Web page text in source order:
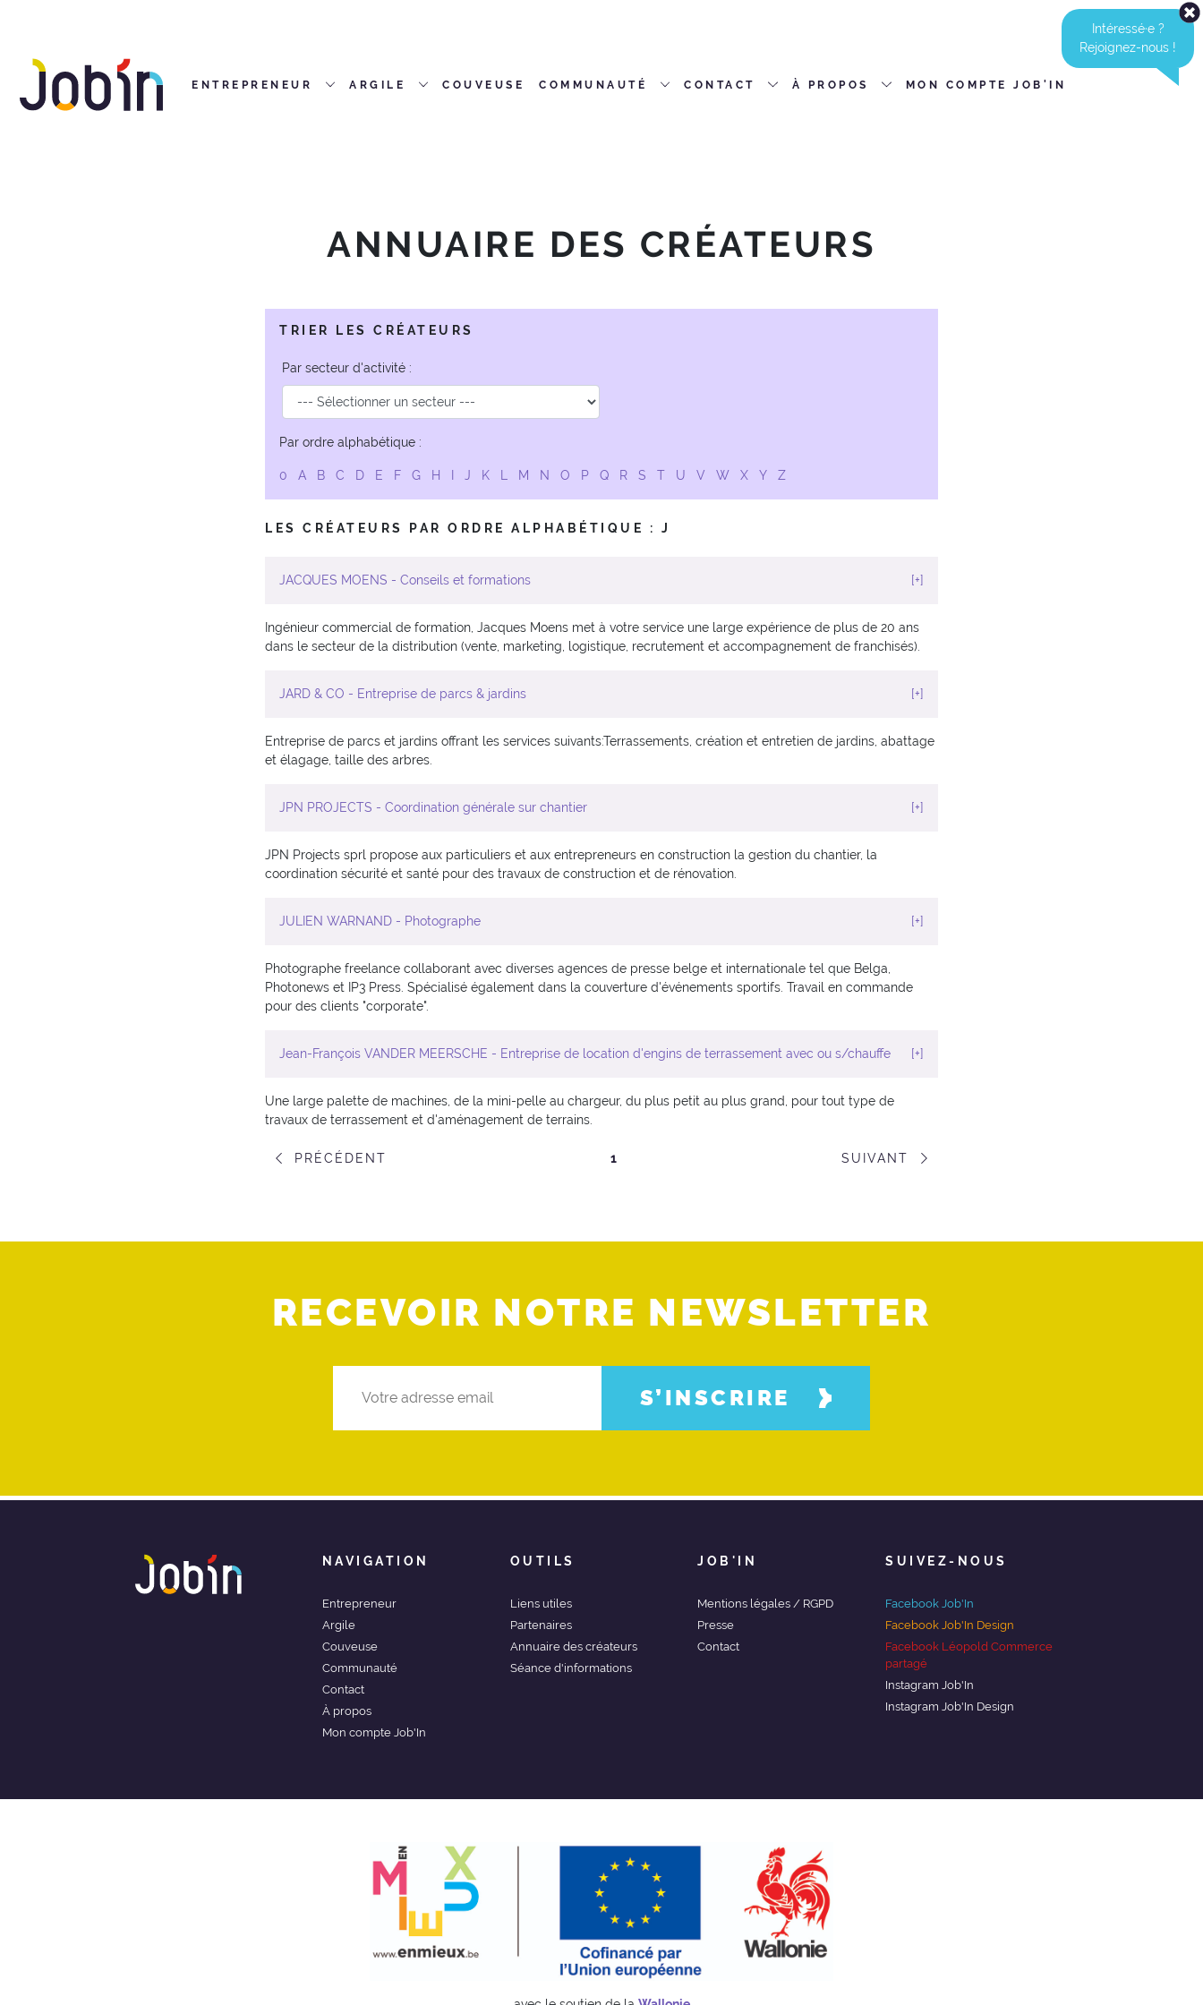
Intéressé·e ?
Rejoignez-nous !
ENTREPRENEUR ARGILE COUVEUSE COMMUNAUTÉ CONTACT À PROPOS MON COMPTE JOB'IN
ANNUAIRE DES CRÉATEURS
TRIER LES CRÉATEURS
Par secteur d'activité :
Par ordre alphabétique :
0 A B C D E F G H J K M N O P Q R S T U V W X Y Z
LES CRÉATEURS PAR ORDRE ALPHABÉTIQUE : J
JACQUES MOENS - Conseils et formations [+]
Ingénieur commercial de formation, Jacques Moens met à votre service une large expérience de plus de 20 ans
dans le secteur de la distribution (vente, marketing, logistique, recrutement et accompagnement de franchisés).
JARD & CO - Entreprise de parcs & jardins [+]
Entreprise de parcs et jardins offrant les services suivants:Terrassements, création et entretien de jardins, abattage
et élagage, taille des arbres.
JPN PROJECTS - Coordination générale sur chantier [+]
JPN Projects sprl propose aux particuliers et aux entrepreneurs en construction la gestion du chantier, la
coordination sécurité et santé pour des travaux de construction et de rénovation.
JULIEN WARNAND - Photographe [+]
Photographe freelance collaborant avec diverses agences de presse belge et internationale tel que Belga,
Photonews et IP3 Press. Spécialisé également dans la couverture d'événements sportifs. Travail en commande
pour des clients "corporate".
Jean-François VANDER MEERSCHE - Entreprise de location d'engins de terrassement avec ou s/chauffe [+]
Une large palette de machines, de la mini-pelle au chargeur, du plus petit au plus grand, pour tout type de
travaux de terrassement et d'aménagement de terrains.
PRÉCÉDENT 1 SUIVANT
RECEVOIR NOTRE NEWSLETTER
S’INSCRIRE
NAVIGATION
Entrepreneur
Argile
Couveuse
Communauté
Contact
À propos
Mon compte Job'In
OUTILS
Liens utiles
Partenaires
Annuaire des créateurs
Séance d'informations
JOB'IN
Mentions légales / RGPD
Presse
Contact
SUIVEZ-NOUS
Facebook Job'In
Facebook Job'In Design
Facebook Léopold Commerce
partagé
Instagram Job'In
Instagram Job'In Design